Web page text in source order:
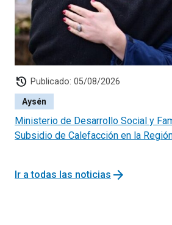
history Publicado: 05/08/2026
Aysén
Ministerio de Desarrollo Social y
Subsidio de Calefacción en la
Ir a todas las noticias arrow_forward